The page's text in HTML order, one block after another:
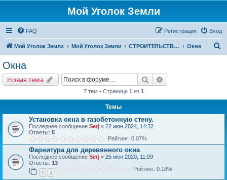
Мой Уголок Земли
FAQ Вход
Регистрация
Мой Уголок Земли Мой Уголок Земли СТРОИТЕЛЬСТВО ДОМА Окна
Окна
Новая тема Поиск
7 тем • Страница 1 из 1
Темы
Установка окна в газобетонную стену.
Последнее сообщение Serj « 22 июн 2024, 14:32
Ответы: 5
Рейтинг: 0.07%
Фарнитура для деревянного окна
Последнее сообщение Serj « 25 июн 2020, 11:09
Ответы: 13
1 2
Рейтинг: 0.18%